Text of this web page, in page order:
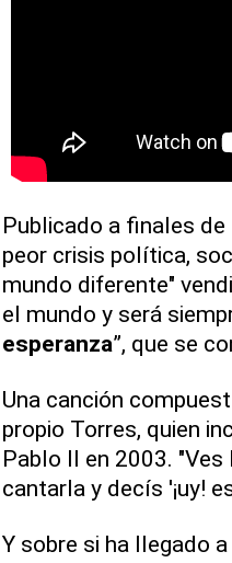
Publicado a finales
peor crisis política,
mundo diferente"
el mundo y será
esperanza”, que se
Una canción
propio Torres, quien
Pablo II en 2003.
cantarla y decís '¡uy!
Y sobre si ha llegado